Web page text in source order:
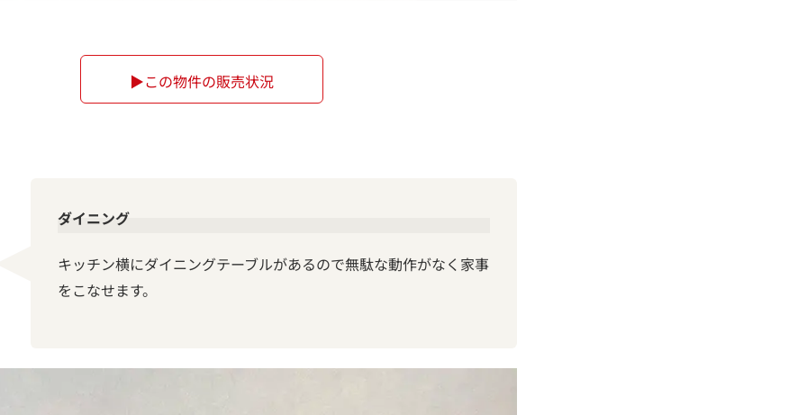
▶この物件の販売状況
ダイニング
キッチン横にダイニングテーブルがあるので無駄な動作がなく家事
をこなせます。